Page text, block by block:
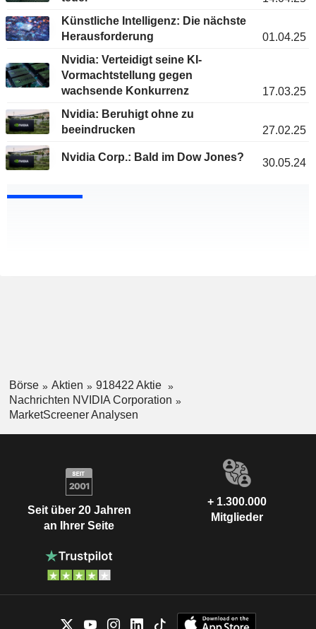
Künstliche Intelligenz: Die nächste
Herausforderung
01.04.25
Nvidia: Verteidigt seine KI-
Vormachtstellung gegen
wachsende Konkurrenz
17.03.25
Nvidia: Beruhigt ohne zu
beeindrucken
27.02.25
Nvidia Corp.: Bald im Dow Jones? 30.05.24
Börse Aktien
918422 Aktie
Nachrichten NVIDIA Corporation
MarketScreener Analysen
Seit über 20 Jahren
an Ihrer Seite
+ 1.300.000
Mitglieder